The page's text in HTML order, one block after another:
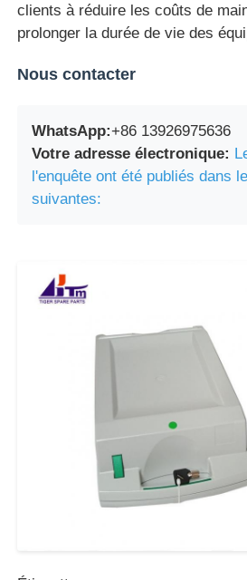
clients à réduire les coûts de
prolonger la durée de vie des
Nous contacter
WhatsApp:+86 13926975636
Votre adresse électronique:
l'enquête ont été publiés dans
suivantes: